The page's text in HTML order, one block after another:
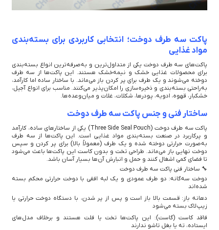
پاکت سه طرف دوخت؛ انتخابی کاربردی برای بسته‌بندی
مواد غذایی
پاکت‌های سه طرف دوخت یکی از متداول‌ترین و به‌صرفه‌ترین انواع بسته‌بندی
برای محصولات غذایی خشک و نیمه‌خشک هستند. این پاکت‌ها از سه طرف
دوخته می‌شوند و یک طرف برای پر کردن باز می‌ماند. با ساختار ساده اما کارآمد،
به‌راحتی بسته‌بندی و ذخیره‌سازی را امکان‌پذیر می‌کنند. مناسب برای انواع آجیل،
خشکبار، قهوه، ادویه، پودرها، شکلات، غلات و میان‌وعده‌ها.
ساختار فنی و جنس پاکت سه طرف دوخت
پاکت سه طرف دوخت (Three Side Seal Pouch) یکی از ساختارهای ساده، کارآمد
و پرکاربرد در صنعت بسته‌بندی مواد غذایی است. این پاکت‌ها از سه طرف
به‌صورت حرارتی دوخته شده و یک طرف (معمولاً بالا) برای پر کردن و سپس
دوخت نهایی باز می‌ماند. طراحی تخت و بدون کاست این پاکت‌ها باعث می‌شود
تا فضای کمی اشغال کنند و حمل و انبارش آن‌ها بسیار آسان باشد.
🔧 ساختار فنی پاکت سه طرف دوخت
دوخت سه‌گانه: دو طرف عمودی و یک لبه افقی با دوخت حرارتی محکم بسته
شده‌اند
دهانه باز: قسمت بالا باز است و پس از پر شدن، با دستگاه دوخت حرارتی یا
زیپ‌لاک بسته می‌شود
فاقد کاست (گاست): این پاکت‌ها تخت یا فلت هستند و برخلاف مدل‌های
ایستاده، ته یا بغل تاشو ندارند